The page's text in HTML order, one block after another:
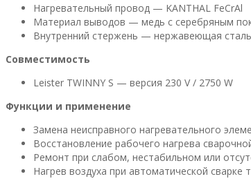
Нагревательный провод — KANTHAL FeCrAl
Материал выводов — медь с серебряным
Внутренний стержень — нержавеющая сталь
Совместимость
Leister TWINNY S — версия 230 V / 2750 W
Функции и применение
Замена неисправного нагревательного
Восстановление рабочего нагрева
Ремонт при слабом, нестабильном или
Нагрев воздуха при автоматической